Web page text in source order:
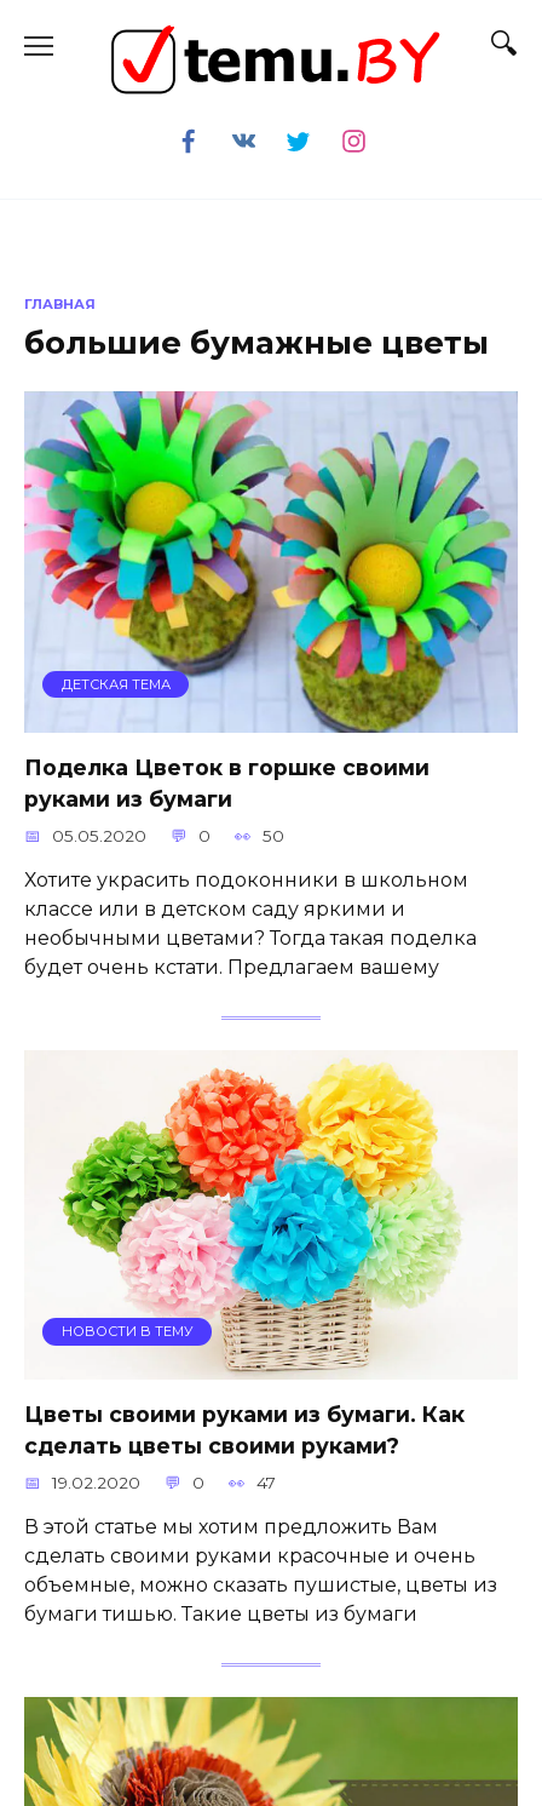
содержанию
ГЛАВНАЯ
большие бумажные цветы
ДЕТСКАЯ ТЕМА
Поделка Цветок в горшке своими
руками из бумаги
05.05.2020 0 50
Хотите украсить подоконники в школьном
классе или в детском саду яркими и
необычными цветами? Тогда такая поделка
будет очень кстати. Предлагаем вашему
НОВОСТИ В ТЕМУ
Цветы своими руками из бумаги. Как
сделать цветы своими руками?
19.02.2020 0 47
В этой статье мы хотим предложить Вам
сделать своими руками красочные и очень
объемные, можно сказать пушистые, цветы из
бумаги тишью. Такие цветы из бумаги